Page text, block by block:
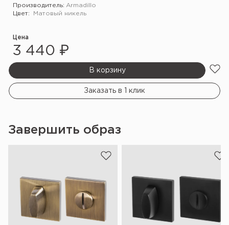
Производитель: Armadillo
Цвет:
Матовый никель
Цена
3 440 ₽
В корзину
Заказать в 1 клик
Завершить образ